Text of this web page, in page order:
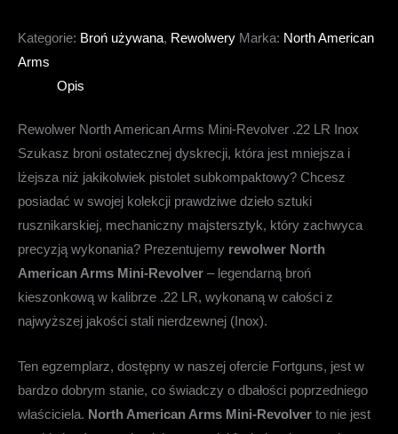
Kategorie: Broń używana, Rewolwery Marka: North American
Arms
Opis
Rewolwer North American Arms Mini-Revolver .22 LR Inox
Szukasz broni ostatecznej dyskrecji, która jest mniejsza i
lżejsza niż jakikolwiek pistolet subkompaktowy? Chcesz
posiadać w swojej kolekcji prawdziwe dzieło sztuki
rusznikarskiej, mechaniczny majstersztyk, który zachwyca
precyzją wykonania? Prezentujemy rewolwer North
American Arms Mini-Revolver – legendarną broń
kieszonkową w kalibrze .22 LR, wykonaną w całości z
najwyższej jakości stali nierdzewnej (Inox).
Ten egzemplarz, dostępny w naszej ofercie Fortguns, jest w
bardzo dobrym stanie, co świadczy o dbałości poprzedniego
właściciela. North American Arms Mini-Revolver to nie jest